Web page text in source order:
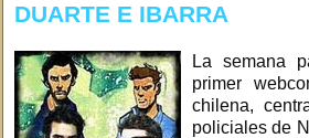
DUARTE E IBARRA
La semana
primer
chilena,
policiales de